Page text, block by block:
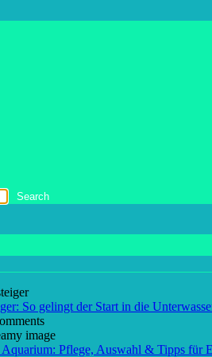
So gelingt der Start in die
Pflege, Auswahl & Tipps für